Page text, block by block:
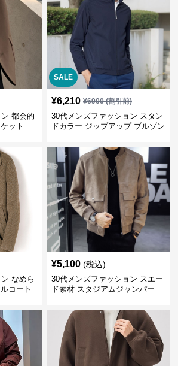
都会的
ット
SALE
¥6,210 ¥6900(割引前)
30代メンズファッション スタン
ドカラー ジップアップ ブルゾン
なめら
コート
¥5,100 (税込)
30代メンズファッション スエー
ド素材 スタジアムジャンパー